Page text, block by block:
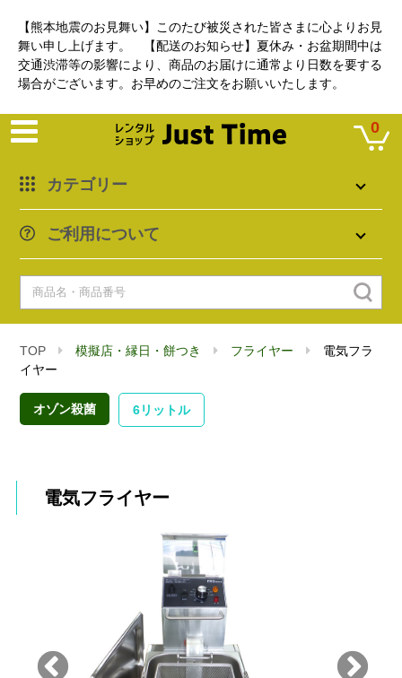
【熊本地震のお見舞い】このたび被災された皆さまに心よりお見
舞い申し上げます。 【配送のお知らせ】夏休み・お盆期間中は
交通渋滞等の影響により、商品のお届けに通常より日数を要する
場合がございます。お早めのご注文をお願いいたします。
カテゴリー
ご利用について
0
TOP 模擬店・縁日・餅つき フライヤー
電気フラ
イヤー
オゾン殺菌 6リットル
電気フライヤー